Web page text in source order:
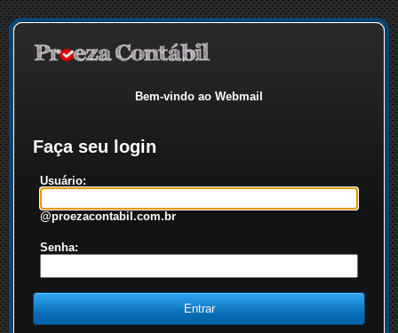
Bem-vindo ao Webmail
Faça seu login
Usuário:
@proezacontabil.com.br
Senha: